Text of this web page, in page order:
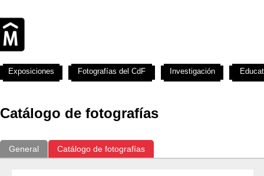
Catálogo de fotografías
General Catálogo de fotografías
Exposiciones Fotografías del CdF Investigación